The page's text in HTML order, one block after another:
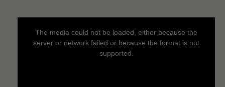
The media could not be loaded, either because the
server or network failed or because the format is not
supported.